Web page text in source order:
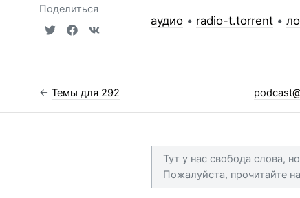
Поделиться
аудио • radio-t.torrent •
←Темы для 292
Тут у нас свобода слова,
Пожалуйста, прочитайте